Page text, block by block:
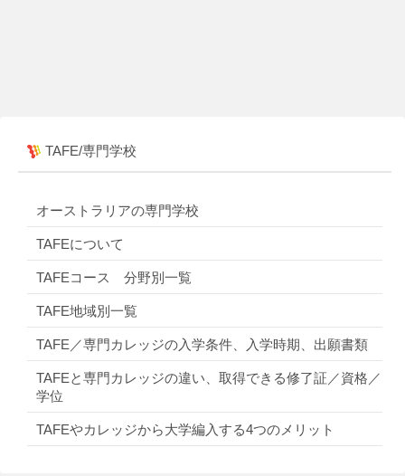
TAFE/専門学校
オーストラリアの専門学校
TAFEについて
TAFEコース 分野別一覧
TAFE地域別一覧
TAFE／専門カレッジの入学条件、入学時期、出願書類
TAFEと専門カレッジの違い、取得できる修了証／資格／
学位
TAFEやカレッジから大学編入する4つのメリット